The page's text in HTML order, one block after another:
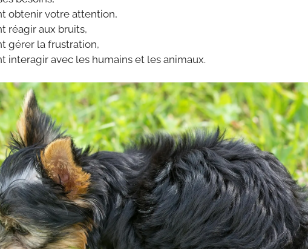
obtenir votre attention,
réagir aux bruits,
gérer la frustration,
interagir avec les humains et les animaux.